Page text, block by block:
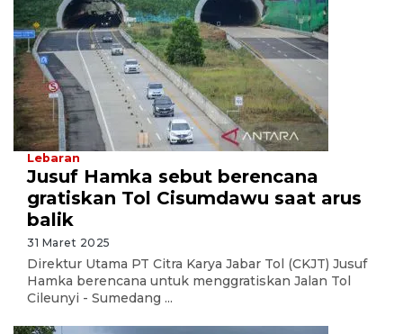
Lebaran
Jusuf Hamka sebut berencana
gratiskan Tol Cisumdawu saat arus
balik
31 Maret 2025
Direktur Utama PT Citra Karya Jabar Tol (CKJT) Jusuf
Hamka berencana untuk menggratiskan Jalan Tol
Cileunyi - Sumedang ...